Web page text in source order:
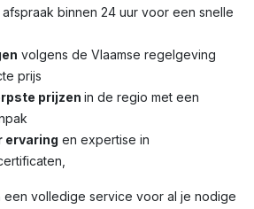
afspraak binnen 24 uur voor een snelle
volgens de Vlaamse regelgeving
prijs
prijzen in de regio met een
ervaring en expertise in
volledige service voor al je nodige